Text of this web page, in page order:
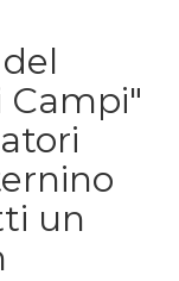
Campi"
un